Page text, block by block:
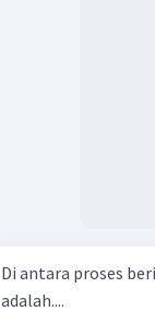
Di antara proses
adalah....